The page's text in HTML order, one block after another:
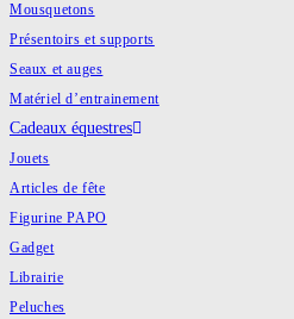
Mousquetons
Présentoirs et supports
Seaux et auges
Matériel d’entrainement
Cadeaux équestres
Jouets
Articles de fête
Figurine PAPO
Gadget
Librairie
Peluches